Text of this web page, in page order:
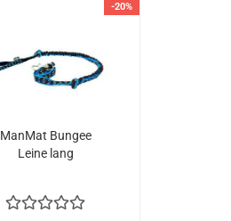
-20%
ManMat Bungee
Leine lang